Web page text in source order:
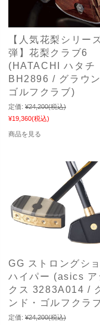
【人気花梨シリー
弾】花梨クラブ6
(HATACHI ハタチ
BH2896 / グラウン
ゴルフクラブ)
定価: ¥24,200(税込)
¥19,360(税込)
商品を見る
GG ストロングシ
ハイパー (asics ア
クス 3283A014 /
ンド・ゴルフクラ
定価: ¥24,200(税込)